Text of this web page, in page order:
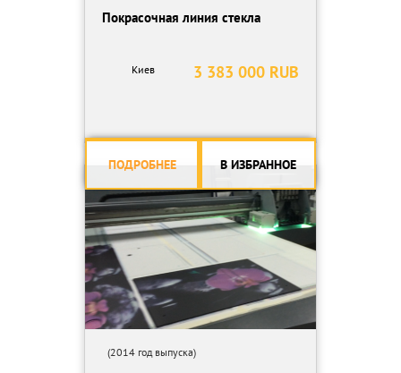
Покрасочная линия стекла
3 383 000 RUB
Киев
ПОДРОБНЕЕ В ИЗБРАННОЕ
(2014 год выпуска)